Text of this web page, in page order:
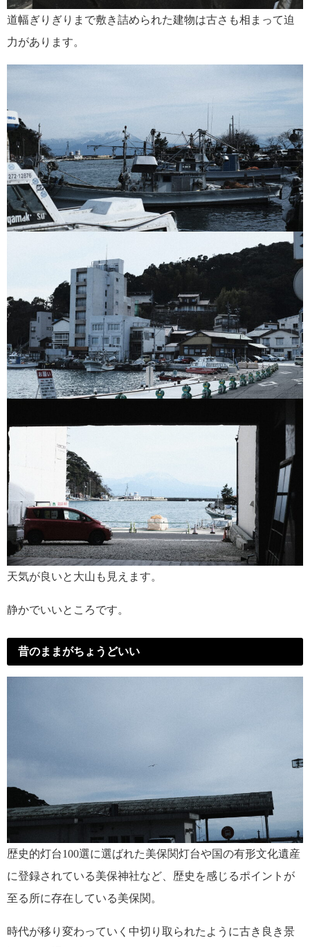
道幅ぎりぎりまで敷き詰められた建物は古さも相まって迫
力があります。
天気が良いと大山も見えます。
静かでいいところです。
昔のままがちょうどいい
歴史的灯台100選に選ばれた美保関灯台や国の有形文化遺産
に登録されている美保神社など、歴史を感じるポイントが
至る所に存在している美保関。
時代が移り変わっていく中切り取られたように古き良き景